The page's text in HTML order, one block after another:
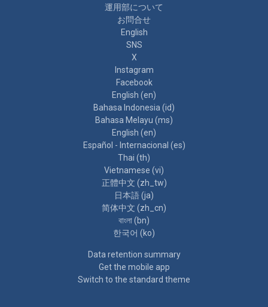
運用部について
お問合せ
English
SNS
X
Instagram
Facebook
English ‎(en)‎
Bahasa Indonesia ‎(id)‎
Bahasa Melayu ‎(ms)‎
English ‎(en)‎
Español - Internacional ‎(es)‎
Thai ‎(th)‎
Vietnamese ‎(vi)‎
正體中文 ‎(zh_tw)‎
日本語 ‎(ja)‎
简体中文 ‎(zh_cn)‎
বাংলা ‎(bn)‎
한국어 ‎(ko)‎
Data retention summary
Get the mobile app
Switch to the standard theme